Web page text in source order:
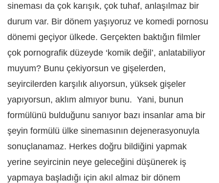
sineması da çok karışık, çok tuhaf, anlaşılmaz bir
durum var. Bir dönem yaşıyoruz ve komedi pornosu
dönemi geçiyor ülkede. Gerçekten baktığın filmler
çok pornografik düzeyde ‘komik değil’, anlatabiliyor
muyum? Bunu çekiyorsun ve gişelerden,
seyircilerden karşılık alıyorsun, yüksek gişeler
yapıyorsun, aklım almıyor bunu. Yani, bunun
formülünü bulduğunu sanıyor bazı insanlar ama bir
şeyin formülü ülke sinemasının dejenerasyonuyla
sonuçlanamaz. Herkes doğru bildiğini yapmak
yerine seyircinin neye geleceğini düşünerek iş
yapmaya başladığı için akıl almaz bir dönem